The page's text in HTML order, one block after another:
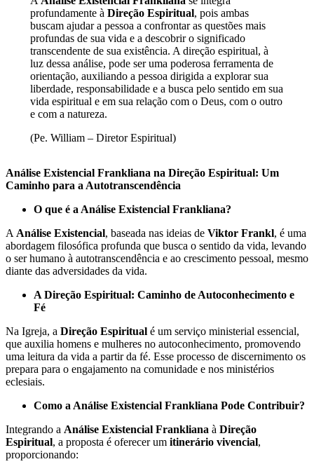
profundamente à Direção Espiritual, pois ambas
buscam ajudar a pessoa a confrontar as questões mais
profundas de sua vida e a descobrir o significado
transcendente de sua existência. A direção espiritual, à
luz dessa análise, pode ser uma poderosa ferramenta de
orientação, auxiliando a pessoa dirigida a explorar sua
liberdade, responsabilidade e a busca pelo sentido em sua
vida espiritual e em sua relação com o Deus, com o outro
e com a natureza.
(Pe. William – Diretor Espiritual)
Análise Existencial Frankliana na Direção Espiritual: Um
Caminho para a Autotranscendência
O que é a Análise Existencial Frankliana?
A Análise Existencial, baseada nas ideias de Viktor Frankl, é uma
abordagem filosófica profunda que busca o sentido da vida, levando
o ser humano à autotranscendência e ao crescimento pessoal, mesmo
diante das adversidades da vida.
A Direção Espiritual: Caminho de Autoconhecimento e
Fé
Na Igreja, a Direção Espiritual é um serviço ministerial essencial,
que auxilia homens e mulheres no autoconhecimento, promovendo
uma leitura da vida a partir da fé. Esse processo de discernimento os
prepara para o engajamento na comunidade e nos ministérios
eclesiais.
Como a Análise Existencial Frankliana Pode Contribuir?
Integrando a Análise Existencial Frankliana à Direção
Espiritual, a proposta é oferecer um itinerário vivencial,
proporcionando: